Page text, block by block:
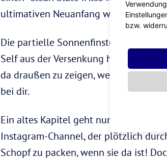
ultimativen Neuanfang wagen kannst!
Die partielle Sonnenfinsternis
Self aus der Versenkung
da draußen zu zeigen, wer du
bei dir.
Ein altes Kapitel geht nun zu Ende
Instagram-Channel, der plötzlich
Schopf zu packen, wenn sie da ist!
bzw.